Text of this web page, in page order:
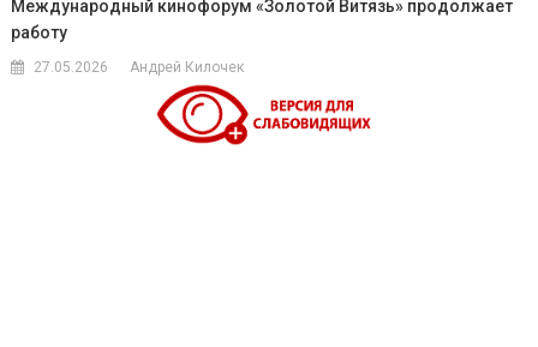
Международный кинофорум «Золотой Витязь» продолжает
работу
27.05.2026 Андрей Килочек